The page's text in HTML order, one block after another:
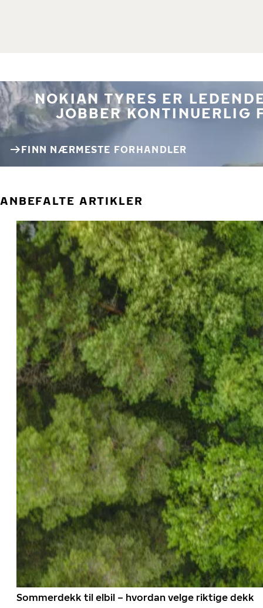
NOKIAN TYRES ER
JOBBER KONTINUERLIG
FINN NÆRMESTE FORHANDLER
ANBEFALTE ARTIKLER
Sommerdekk til elbil – hvordan velge riktige dekk